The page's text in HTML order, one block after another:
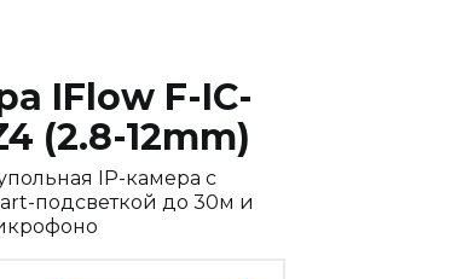
IFlow F-IC-
(2.8-12mm)
IP-камера с
подсветкой до 30м и